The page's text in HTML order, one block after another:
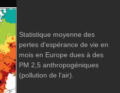
Statistique moyenne des
pertes d'espérance de vie en
mois en Europe dues à des
PM 2,5 anthropogéniques
(pollution de l'air).